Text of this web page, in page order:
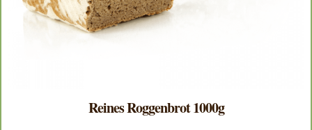
Reines Roggenbrot 1000g